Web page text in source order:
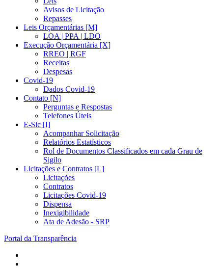
Avisos de Licitação
Repasses
Leis Orçamentárias [M]
LOA | PPA | LDO
Execução Orçamentária [X]
RREO | RGF
Receitas
Despesas
Covid-19
Dados Covid-19
Contato [N]
Perguntas e Respostas
Telefones Úteis
E-Sic [I]
Acompanhar Solicitação
Relatórios Estatísticos
Rol de Documentos Classificados em cada Grau de
Sigilo
Licitações e Contratos [L]
Licitações
Contratos
Licitações Covid-19
Dispensa
Inexigibilidade
Ata de Adesão - SRP
Portal da Transparência